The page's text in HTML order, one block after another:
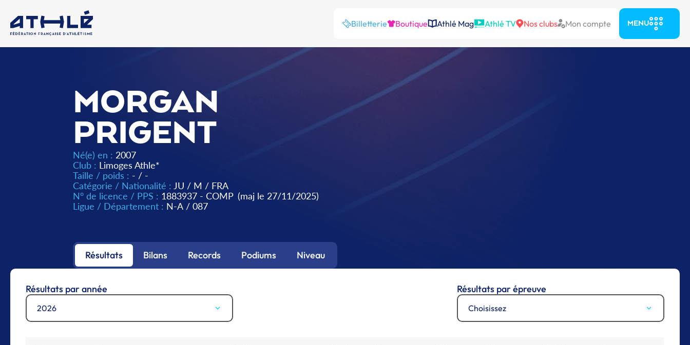
Billetterie Boutique Athlé Mag Athlé TV Nos clubs Mon compte MENU
MORGAN
PRIGENT
Né(e) en : 2007
Club : Limoges Athle*
Taille / poids : - / -
Catégorie / Nationalité : JU / M / FRA
N° de licence / PPS : 1883937 - COMP (maj le 27/11/2025)
Ligue / Département : N-A / 087
Résultats Bilans Records Podiums Niveau
Résultats par année
2026
Résultats par épreuve
Choisissez